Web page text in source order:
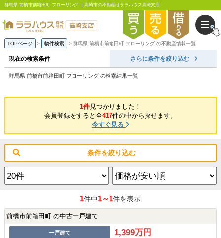
群馬県 前橋市前箱田町 フローリング ｜高崎市の不動産はララハウス高崎支店
TOPページ 物件検索 群馬県 前橋市前箱田町 フローリング の不動産情報一覧
現在の検索条件 さらに条件を絞り込む
群馬県 前橋市前箱田町 フローリング の検索結果一覧
1件見つかりました！
会員登録をすると全417件の中から探せます。
今すぐ見る
条件を絞り込む
1件中1～1件を表示
前橋市前箱田町 の中古一戸建て
一戸建て 1,399万円